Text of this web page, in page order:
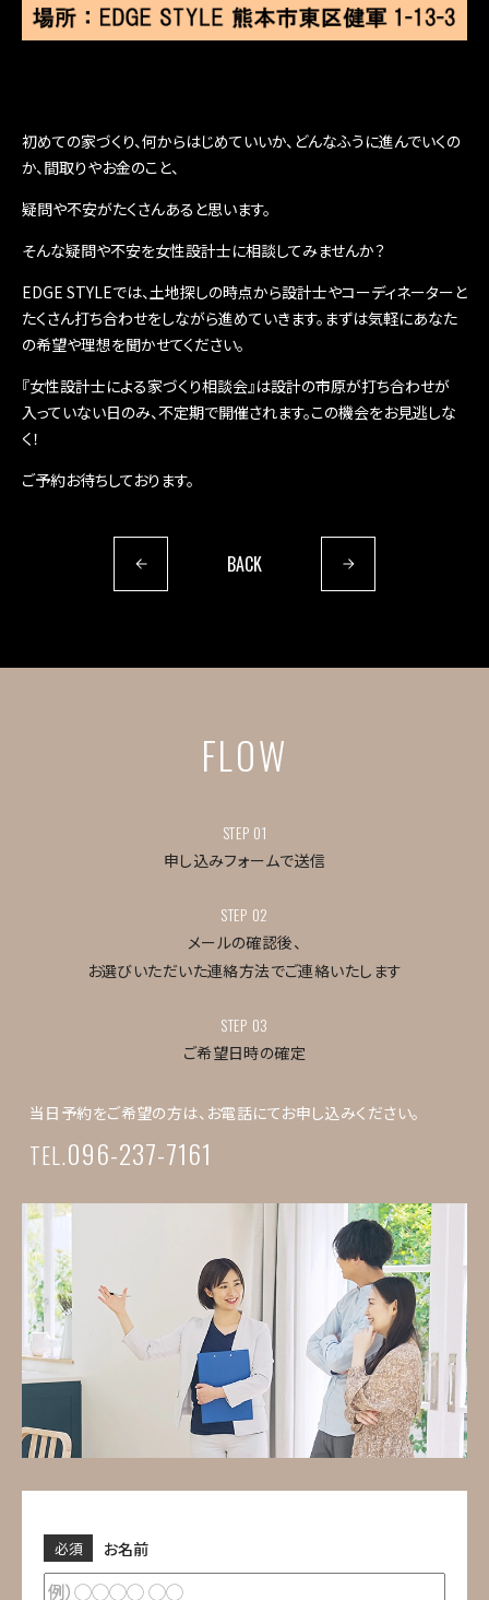
ABOUT
EDGE STYLEの想い
CONCEPT
会社概要
COMPANY
初めての家づくり、何からはじめていいか、どんなふうに進んでいくの
か、間取りやお金のこと、
疑問や不安がたくさんあると思います。
そんな疑問や不安を女性設計士に相談してみませんか？
EDGE STYLEでは、土地探しの時点から設計士やコーディネーターと
たくさん打ち合わせをしながら進めていきます。まずは気軽にあなた
の希望や理想を聞かせてください。
『女性設計士による家づくり相談会』は設計の市原が打ち合わせが
入っていない日のみ、不定期で開催されます。この機会をお見逃しな
く！
ご予約お待ちしております。
BACK
FLOW
STEP 01
申し込みフォームで送信
STEP 02
メールの確認後、
お選びいただいた連絡方法でご連絡いたします
STEP 03
ご希望日時の確定
当日予約をご希望の方は、お電話にてお申し込みください。
TEL.096-237-7161
お名前
必須